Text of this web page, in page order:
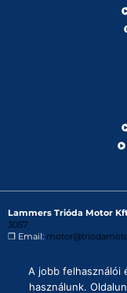
Lammers Trióda Motor
3057
❒ Email:
Powered byDigit-Now
A jobb felhasználói
használunk.